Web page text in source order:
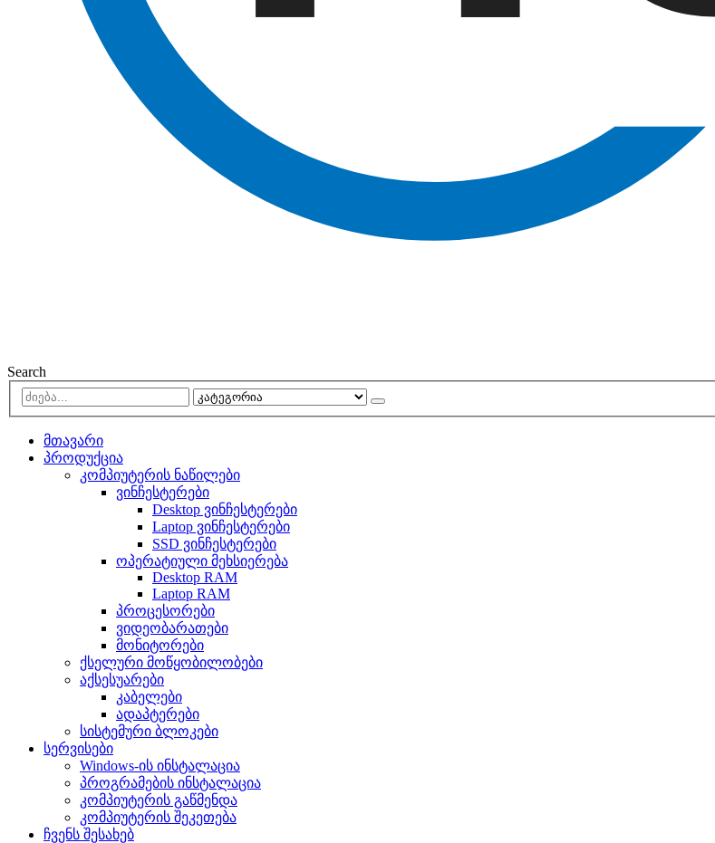
Search
მთავარი
პროდუქცია
კომპიუტერის ნაწილები
ვინჩესტერები
Desktop ვინჩესტერები
Laptop ვინჩესტერები
SSD ვინჩესტერები
ოპერატიული მეხსიერება
Desktop RAM
Laptop RAM
პროცესორები
ვიდეობარათები
მონიტორები
ქსელური მოწყობილობები
აქსესუარები
კაბელები
ადაპტერები
სისტემური ბლოკები
სერვისები
Windows-ის ინსტალაცია
პროგრამების ინსტალაცია
კომპიუტერის გაწმენდა
კომპიუტერის შეკეთება
ჩვენს შესახებ